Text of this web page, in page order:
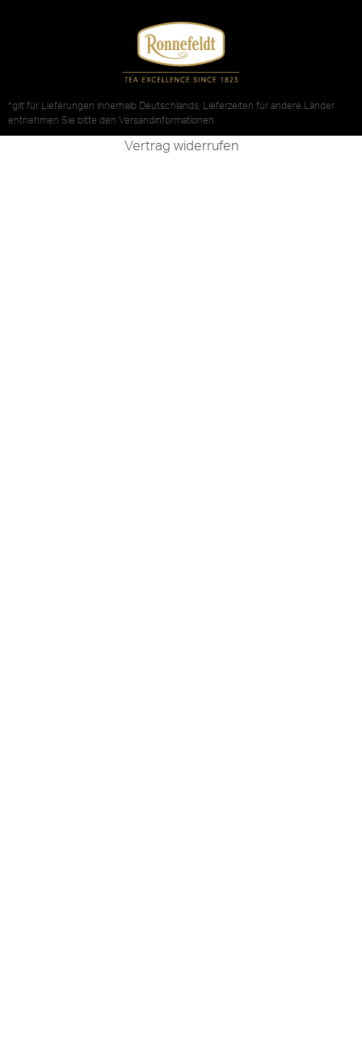
*gilt für Lieferungen innerhalb Deutschlands, Lieferzeiten für andere Länder
entnehmen Sie bitte den Versandinformationen
Vertrag widerrufen